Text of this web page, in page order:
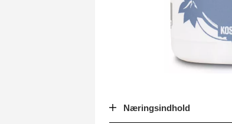
Næringsindhold